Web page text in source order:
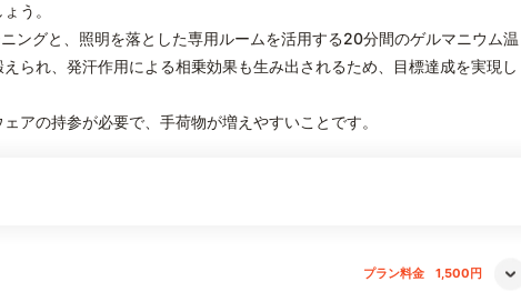
う。
ングと、照明を落とした専用ルームを活用する20分間のゲルマニウム温
られ、発汗作用による相乗効果も生み出されるため、目標達成を実現し
アの持参が必要で、手荷物が増えやすいことです。
プラン料金 1,500円